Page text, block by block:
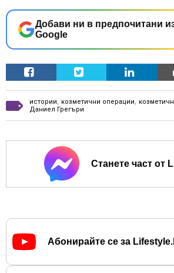
Добави ни в предпочитани
Google
истории, козметични операции,
Даниел Грегъри
Станете част от
Абонирайте се за